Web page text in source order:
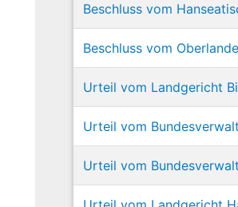
Beschluss vom
Beschluss vom
Urteil vom Landgericht
Urteil vom
Urteil vom